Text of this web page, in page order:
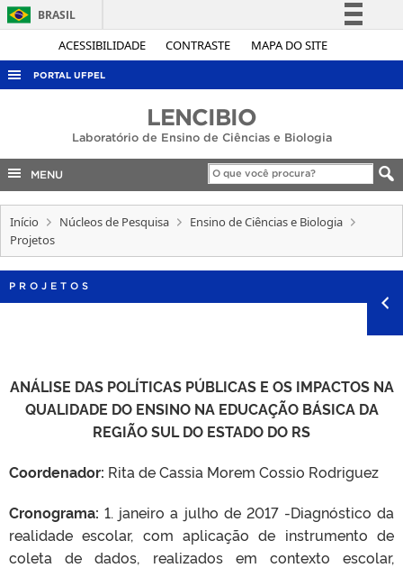
ACESSIBILIDADE CONTRASTE MAPA DO SITE
BRASIL
Simplifique!
Acesso à informação
Canais
PORTAL UFPEL
AUDITORIA
EDITAIS
INTERNACIONAL
OUVIDORIA
LENCIBIO
Laboratório de Ensino de Ciências e Biologia
MENU
Início Núcleos de Pesquisa
Ensino de Ciências e Biologia
Projetos
PROJETOS
ANÁLISE DAS POLÍTICAS PÚBLICAS E OS IMPACTOS NA
QUALIDADE DO ENSINO NA EDUCAÇÃO BÁSICA DA
REGIÃO SUL DO ESTADO DO RS
Coordenador: Rita de Cassia Morem Cossio Rodriguez
Cronograma: 1. janeiro a julho de 2017 -Diagnóstico da
realidade escolar, com aplicação de instrumento de
coleta de dados, realizados em contexto escolar,